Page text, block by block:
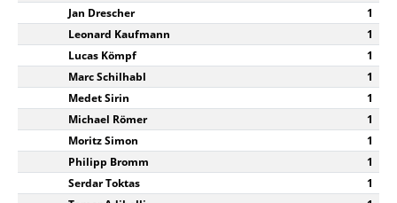
Jan Drescher
1
Leonard Kaufmann
1
Lucas Kömpf
1
Marc Schilhabl
1
Medet Sirin
1
Michael Römer
1
Moritz Simon
1
Philipp Bromm
1
Serdar Toktas
1